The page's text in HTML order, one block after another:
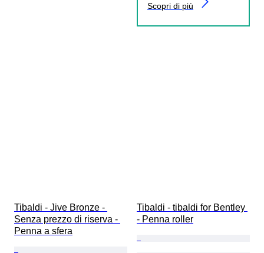
Scopri di più
Tibaldi - Jive Bronze -
Senza prezzo di riserva -
Penna a sfera
Tibaldi - tibaldi for Bentley
- Penna roller